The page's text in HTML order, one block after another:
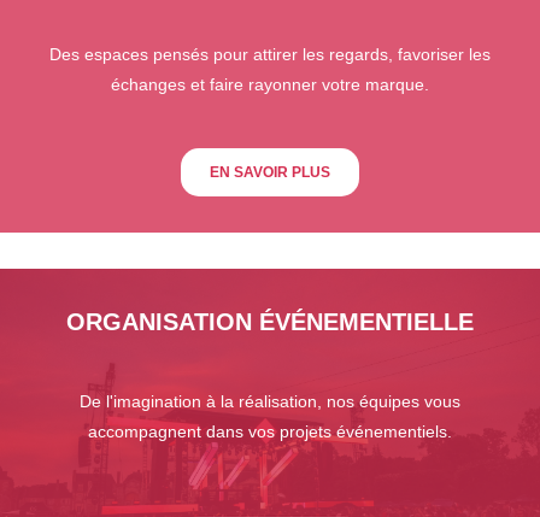
Des espaces pensés pour attirer les regards, favoriser les
échanges et faire rayonner votre marque.
EN SAVOIR PLUS
ORGANISATION ÉVÉNEMENTIELLE
De l'imagination à la réalisation, nos équipes vous
accompagnent dans vos projets événementiels.